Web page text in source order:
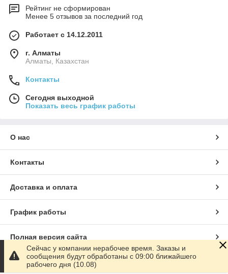
Рейтинг не сформирован
Менее 5 отзывов за последний год
Работает с 14.12.2011
г. Алматы
Алматы, Казахстан
Контакты
Сегодня выходной
Показать весь график работы
О нас
Контакты
Доставка и оплата
График работы
Полная версия сайта
Сайт создан на маркетплейсе
Сейчас у компании нерабочее время. Заказы и
сообщения будут обработаны с 09:00 ближайшего
рабочего дня (10.08)